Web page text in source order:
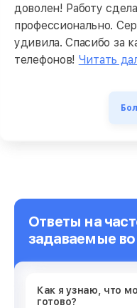
доволен! Работу
профессионально.
удивила. Спасибо за
телефонов! Читать
Ответы на
задаваемые
Как я узнаю, что
готово?